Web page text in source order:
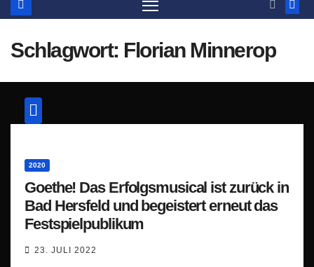
Schlagwort: Florian Minnerop
2020
Goethe! Das Erfolgsmusical ist zurück in
Bad Hersfeld und begeistert erneut das
Festspielpublikum
23. JULI 2022